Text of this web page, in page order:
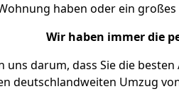
haben oder ein
Wir haben immer die
uns darum, dass Sie die
deutschlandweiten Umzug